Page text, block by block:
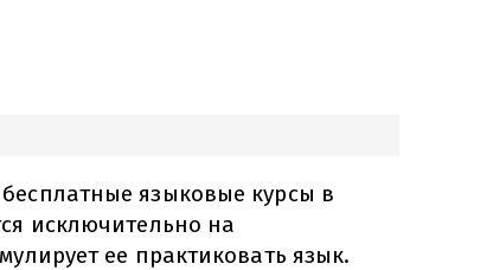
языковые курсы в
исключительно на
ее практиковать язык.